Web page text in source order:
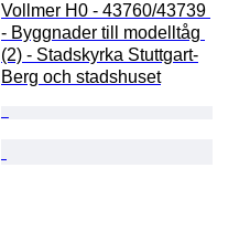
Vollmer H0 - 43760/43739
- Byggnader till modelltåg
(2) - Stadskyrka Stuttgart-
Berg och stadshuset